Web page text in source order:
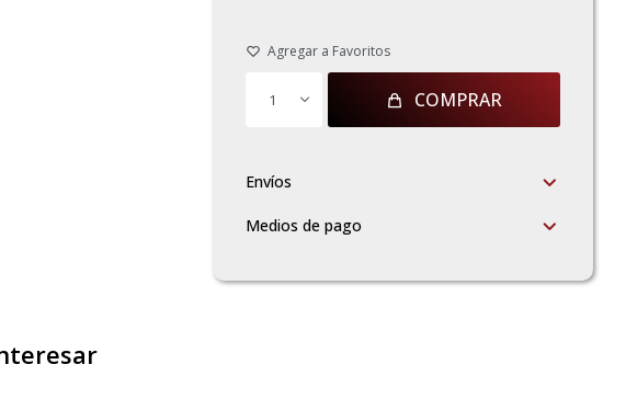
1 COMPRAR
Envíos
Medios de pago